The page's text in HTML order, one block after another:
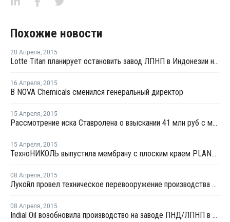
Похожие новости
20 Апреля, 2015
Lotte Titan планирует остановить завод ЛПНП в Индонезии на профилактику
16 Апреля, 2015
В NOVA Chemicals сменился генеральный директор
15 Апреля, 2015
Рассмотрение иска Ставролена о взыскании 41 млн руб с московского "Тавком-Снаба" отложено на 14 мая
15 Апреля, 2015
ТехноНИКОЛЬ выпустила мембрану с плоским краем PLANTER
08 Апреля, 2015
Лукойл провел техническое перевооружение производства этилена на Ставролене
08 Апреля, 2015
Indial Oil возобновила производство на заводе ПНД/ЛПНП в Индии